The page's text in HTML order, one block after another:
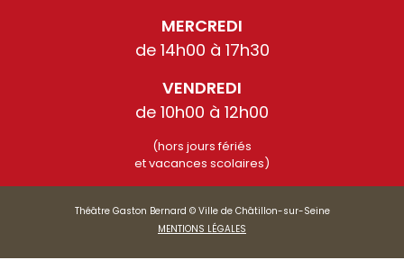
MERCREDI
de 14h00 à 17h30
VENDREDI
de 10h00 à 12h00
(hors jours fériés
et vacances scolaires)
Théâtre Gaston Bernard © Ville de Châtillon-sur-Seine
MENTIONS LÉGALES